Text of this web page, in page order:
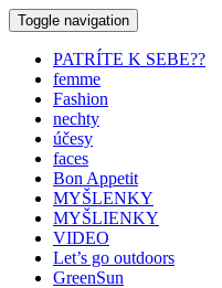
Toggle navigation
PATRÍTE K SEBE??
femme
Fashion
nechty
účesy
faces
Bon Appetit
MYŠLENKY
MYŠLIENKY
VIDEO
Let’s go outdoors
GreenSun